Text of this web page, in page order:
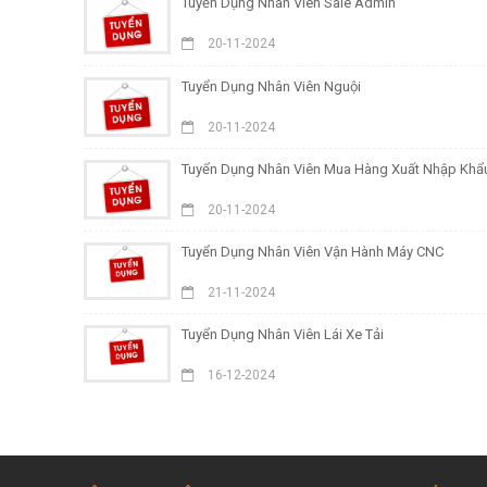
20-11-2024
Tuyển Dụng Nhân Viên Nguội
20-11-2024
Tuyển Dụng Nhân Viên Mua Hàng Xuất Nhập
20-11-2024
Tuyển Dụng Nhân Viên Vận Hành Máy CNC
21-11-2024
Tuyển Dụng Nhân Viên Lái Xe Tải
16-12-2024